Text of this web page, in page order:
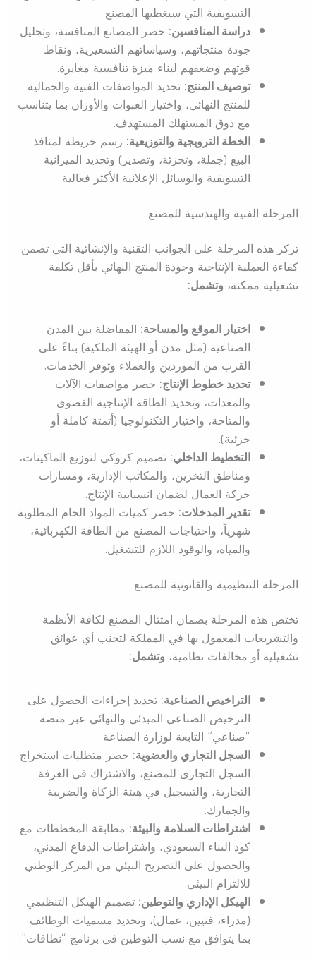
التسويقية التي سيغطيها المصنع.
دراسة المنافسين:حصر المصانع المنافسة، وتحليل
جودة منتجاتهم، وسياساتهم التسعيرية، ونقاط
قوتهم وضعفهم لبناء ميزة تنافسية مغايرة.
توصيف المنتج:تحديد المواصفات الفنية والجمالية
للمنتج النهائي، واختيار العبوات والأوزان بما يتناسب
مع ذوق المستهلك المستهدف.
الخطة الترويجية والتوزيعية:رسم خريطة لمنافذ
البيع (جملة، وتجزئة، وتصدير) وتحديد الميزانية
التسويقية والوسائل الإعلانية الأكثر فعالية.
المرحلة الفنية والهندسية للمصنع
تركز هذه المرحلة على الجوانب التقنية والإنشائية التي تضمن
كفاءة العملية الإنتاجية وجودة المنتج النهائي بأقل تكلفة
تشغيلية ممكنة، وتشمل:
اختيار الموقع والمساحة:المفاضلة بين المدن
الصناعية (مثل مدن أو الهيئة الملكية) بناءً على
القرب من الموردين والعملاء وتوفر الخدمات.
تحديد خطوط الإنتاج:حصر مواصفات الآلات
والمعدات، وتحديد الطاقة الإنتاجية القصوى
والمتاحة، واختيار التكنولوجيا (أتمتة كاملة أو
جزئية).
التخطيط الداخلي:تصميم كروكي لتوزيع الماكينات،
ومناطق التخزين، والمكاتب الإدارية، ومسارات
حركة العمال لضمان انسيابية الإنتاج.
تقدير المدخلات:حصر كميات المواد الخام المطلوبة
شهرياً، واحتياجات المصنع من الطاقة الكهربائية،
والمياه، والوقود اللازم للتشغيل.
المرحلة التنظيمية والقانونية للمصنع
تختص هذه المرحلة بضمان امتثال المصنع لكافة الأنظمة
والتشريعات المعمول بها في المملكة لتجنب أي عوائق
تشغيلية أو مخالفات نظامية، وتشمل:
التراخيص الصناعية:تحديد إجراءات الحصول على
الترخيص الصناعي المبدئي والنهائي عبر منصة
“صناعي” التابعة لوزارة الصناعة.
السجل التجاري والعضوية:حصر متطلبات استخراج
السجل التجاري للمصنع، والاشتراك في الغرفة
التجارية، والتسجيل في هيئة الزكاة والضريبة
والجمارك.
اشتراطات السلامة والبيئة:مطابقة المخططات مع
كود البناء السعودي، واشتراطات الدفاع المدني،
والحصول على التصريح البيئي من المركز الوطني
للالتزام البيئي.
الهيكل الإداري والتوطين:تصميم الهيكل التنظيمي
(مدراء، فنيين، عمال)، وتحديد مسميات الوظائف
بما يتوافق مع نسب التوطين في برنامج “نطاقات”.